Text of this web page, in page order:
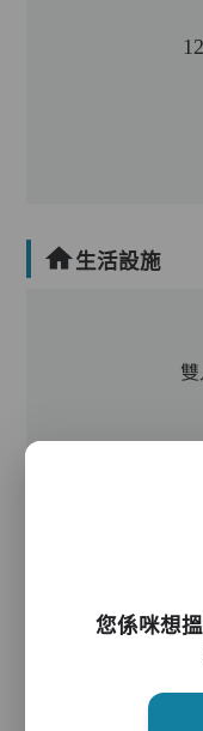
生活設施
客廳,飯廳,活
電動床,氣墊床,
護理服務
您係咪想